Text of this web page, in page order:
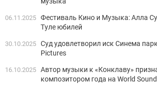
06.11.2025 Фестиваль Кино и Музыка: Алла
Туле юбилей
30.10.2025 Суд удовлетворил иск Синема
Pictures
16.10.2025 Автор музыки к «Конклаву»
композитором года на World